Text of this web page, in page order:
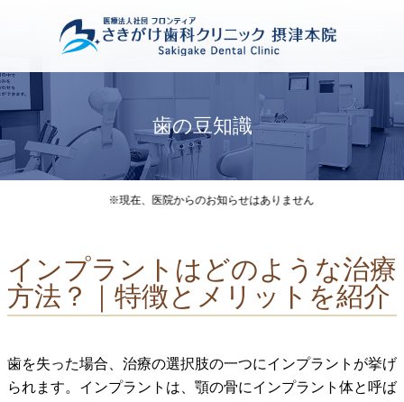
歯の豆知識
※現在、医院からのお知らせはありません
インプラントはどのような治療
方法？｜特徴とメリットを紹介
歯を失った場合、治療の選択肢の一つにインプラントが挙げ
られます。インプラントは、顎の骨にインプラント体と呼ば